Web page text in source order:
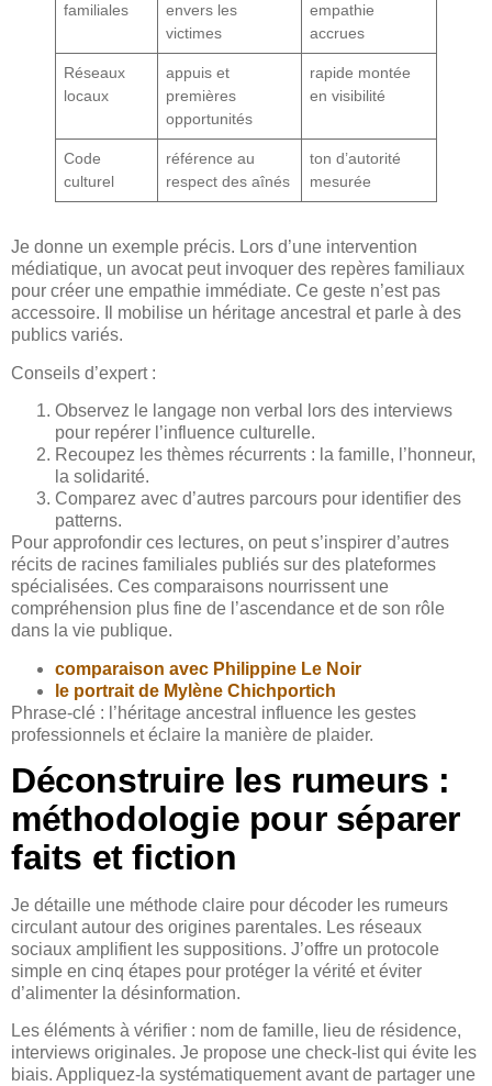
familiales
envers les
victimes
empathie
accrues
Réseaux
locaux
appuis et
premières
opportunités
rapide montée
en visibilité
Code
culturel
référence au
respect des aînés
ton d’autorité
mesurée
Je donne un exemple précis. Lors d’une intervention
médiatique, un avocat peut invoquer des repères familiaux
pour créer une empathie immédiate. Ce geste n’est pas
accessoire. Il mobilise un héritage ancestral et parle à des
publics variés.
Conseils d’expert :
Observez le langage non verbal lors des interviews
pour repérer l’influence culturelle.
Recoupez les thèmes récurrents : la famille, l’honneur,
la solidarité.
Comparez avec d’autres parcours pour identifier des
patterns.
Pour approfondir ces lectures, on peut s’inspirer d’autres
récits de racines familiales publiés sur des plateformes
spécialisées. Ces comparaisons nourrissent une
compréhension plus fine de l’ascendance et de son rôle
dans la vie publique.
comparaison avec Philippine Le Noir
le portrait de Mylène Chichportich
Phrase-clé : l’héritage ancestral influence les gestes
professionnels et éclaire la manière de plaider.
Déconstruire les rumeurs :
méthodologie pour séparer
faits et fiction
Je détaille une méthode claire pour décoder les rumeurs
circulant autour des origines parentales. Les réseaux
sociaux amplifient les suppositions. J’offre un protocole
simple en cinq étapes pour protéger la vérité et éviter
d’alimenter la désinformation.
Les éléments à vérifier : nom de famille, lieu de résidence,
interviews originales. Je propose une check-list qui évite les
biais. Appliquez-la systématiquement avant de partager une